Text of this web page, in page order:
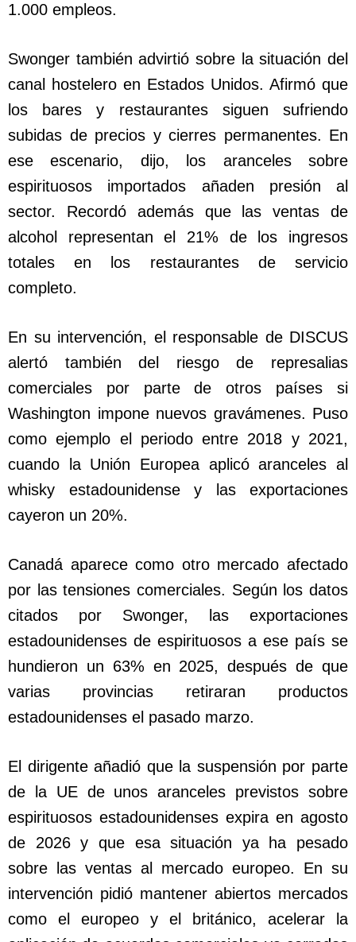
1.000 empleos.
Swonger también advirtió sobre la situación del
canal hostelero en Estados Unidos. Afirmó que
los bares y restaurantes siguen sufriendo
subidas de precios y cierres permanentes. En
ese escenario, dijo, los aranceles sobre
espirituosos importados añaden presión al
sector. Recordó además que las ventas de
alcohol representan el 21% de los ingresos
totales en los restaurantes de servicio
completo.
En su intervención, el responsable de DISCUS
alertó también del riesgo de represalias
comerciales por parte de otros países si
Washington impone nuevos gravámenes. Puso
como ejemplo el periodo entre 2018 y 2021,
cuando la Unión Europea aplicó aranceles al
whisky estadounidense y las exportaciones
cayeron un 20%.
Canadá aparece como otro mercado afectado
por las tensiones comerciales. Según los datos
citados por Swonger, las exportaciones
estadounidenses de espirituosos a ese país se
hundieron un 63% en 2025, después de que
varias provincias retiraran productos
estadounidenses el pasado marzo.
El dirigente añadió que la suspensión por parte
de la UE de unos aranceles previstos sobre
espirituosos estadounidenses expira en agosto
de 2026 y que esa situación ya ha pesado
sobre las ventas al mercado europeo. En su
intervención pidió mantener abiertos mercados
como el europeo y el británico, acelerar la